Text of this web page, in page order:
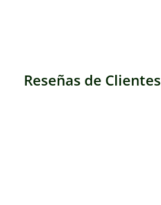
Reseñas de Clientes